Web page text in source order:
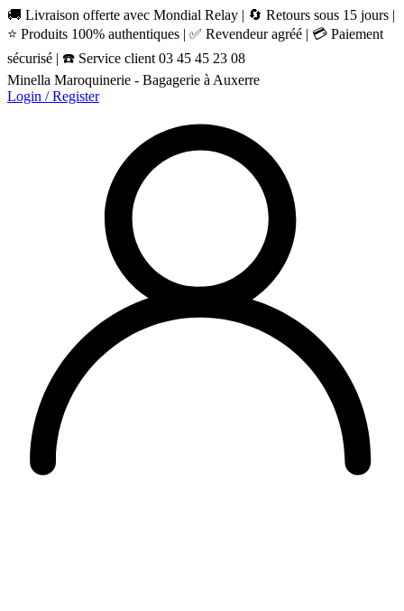
🚚 Livraison offerte avec Mondial Relay | 🔄 Retours sous 15 jours |
⭐ Produits 100% authentiques | ✅ Revendeur agréé | 💳 Paiement
sécurisé | ☎️ Service client 03 45 45 23 08
Minella Maroquinerie - Bagagerie à Auxerre
Login / Register